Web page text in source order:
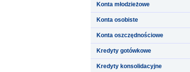
Konta młodzieżowe
Konta osobiste
Konta oszczędnościowe
Kredyty gotówkowe
Kredyty konsolidacyjne